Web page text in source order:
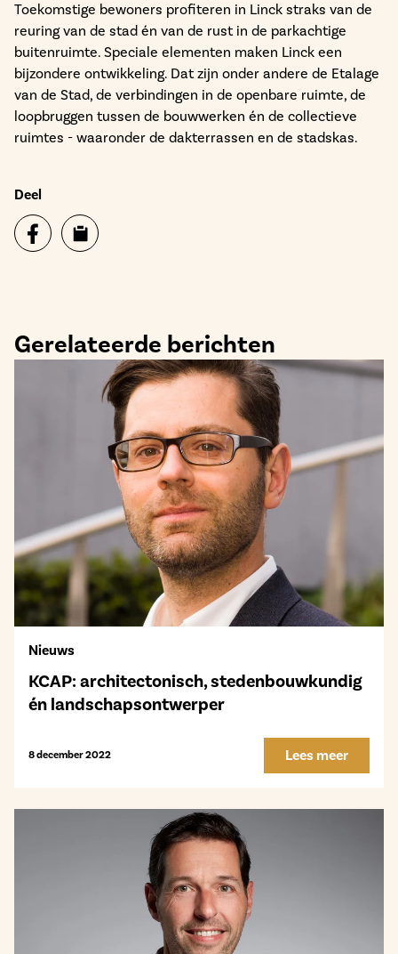
Toekomstige bewoners profiteren in Linck straks van de
reuring van de stad én van de rust in de parkachtige
buitenruimte. Speciale elementen maken Linck een
bijzondere ontwikkeling. Dat zijn onder andere de Etalage
van de Stad, de verbindingen in de openbare ruimte, de
loopbruggen tussen de bouwwerken én de collectieve
ruimtes - waaronder de dakterrassen en de stadskas.
Deel
Gerelateerde berichten
Nieuws
KCAP: architectonisch, stedenbouwkundig
én landschapsontwerper
8 december 2022 Lees meer